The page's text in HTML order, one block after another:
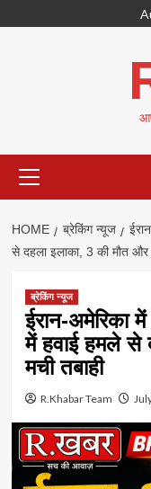
to
Menu
HOME ब्रेकिंग न्यूज
से दहला इलाका, 3 की मौत और
ब्रेकिंग न्यूज
ईरान-अमेरिका
में हवाई हमले से
मची तबाही
R.Khabar Team